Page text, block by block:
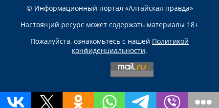
© Информационный портал «Алтайская правда»
Настоящий ресурс может содержать материалы 18+
Пожалуйста, ознакомьтесь с нашей Политикой
конфиденциальности.